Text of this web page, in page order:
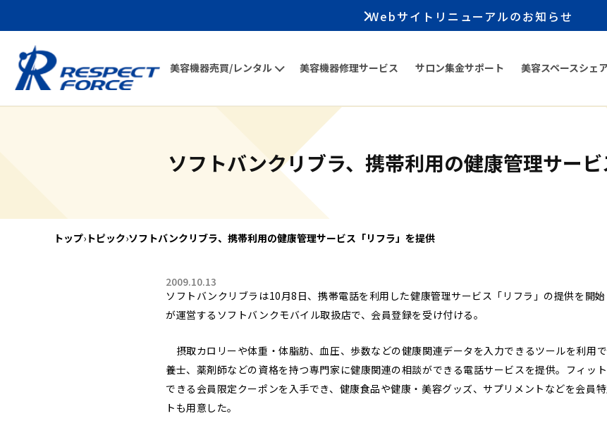
Webサイトリニューアルのお知らせ
美容機器売買/レンタル 美容機器修理サービス サロン集金サポート 美容スペースシェ
ソフトバンクリブラ、携帯利用の健康管理サー
トップ› トピック›ソフトバンクリブラ、携帯利用の健康管理サービス「リフラ」を提供
2009.10.13
ソフトバンクリブラは10月8日、携帯電話を利用した健康管理サービス「リフラ」の提供を開
が運営するソフトバンクモバイル取扱店で、会員登録を受け付ける。
摂取カロリーや体重・体脂肪、血圧、歩数などの健康関連データを入力できるツールを利用
養士、薬剤師などの資格を持つ専門家に健康関連の相談ができる電話サービスを提供。フィッ
できる会員限定クーポンを入手でき、健康食品や健康・美容グッズ、サプリメントなどを会員
トも用意した。